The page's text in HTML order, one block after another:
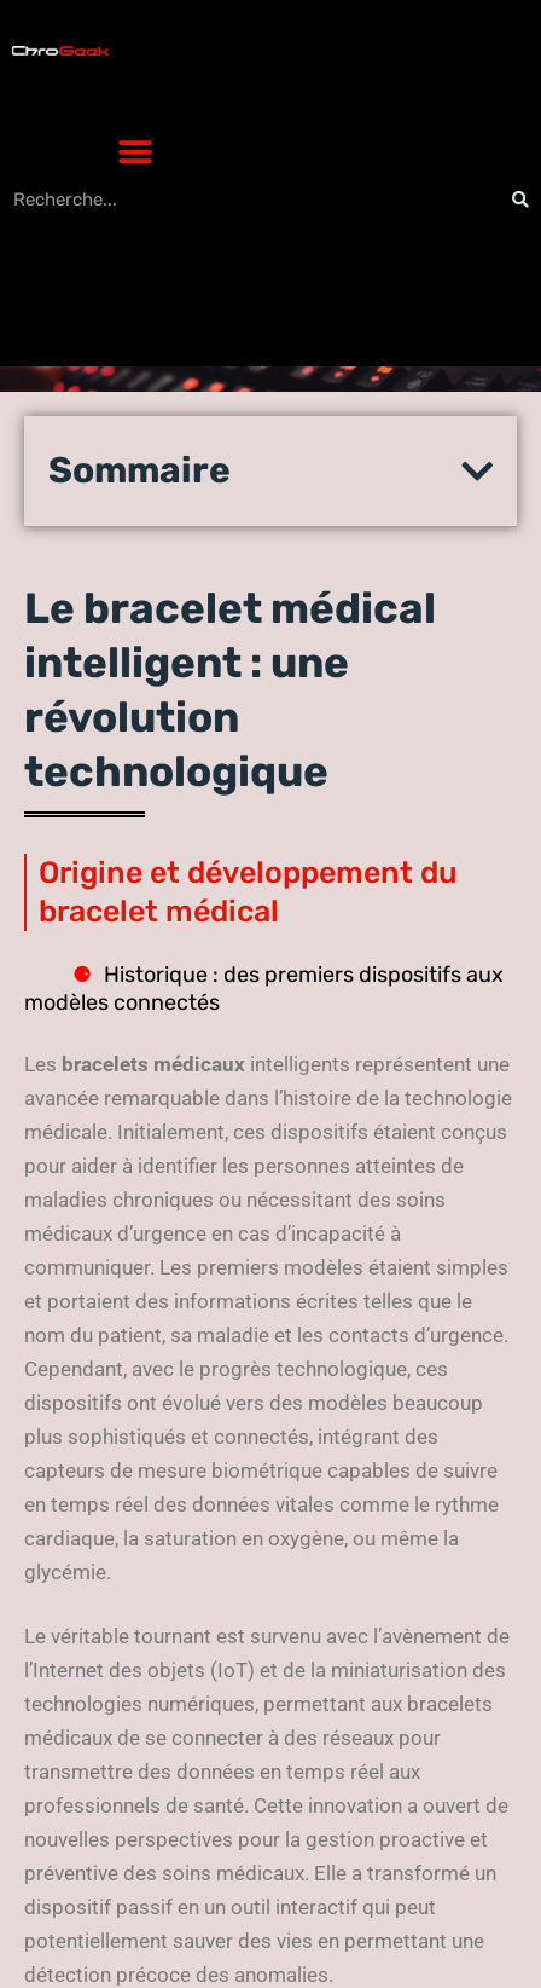
intelligent : l’innovation
des vies
Sommaire
Le bracelet médical
intelligent : une
révolution
technologique
Origine et développement du
bracelet médical
Historique : des premiers dispositifs aux
modèles connectés
Les bracelets médicaux intelligents représentent une
avancée remarquable dans l’histoire de la technologie
médicale. Initialement, ces dispositifs étaient conçus
pour aider à identifier les personnes atteintes de
maladies chroniques ou nécessitant des soins
médicaux d’urgence en cas d’incapacité à
communiquer. Les premiers modèles étaient simples
et portaient des informations écrites telles que le
nom du patient, sa maladie et les contacts d’urgence.
Cependant, avec le progrès technologique, ces
dispositifs ont évolué vers des modèles beaucoup
plus sophistiqués et connectés, intégrant des
capteurs de mesure biométrique capables de suivre
en temps réel des données vitales comme le rythme
cardiaque, la saturation en oxygène, ou même la
glycémie.
Le véritable tournant est survenu avec l’avènement de
l’Internet des objets (IoT) et de la miniaturisation des
technologies numériques, permettant aux bracelets
médicaux de se connecter à des réseaux pour
transmettre des données en temps réel aux
professionnels de santé. Cette innovation a ouvert de
nouvelles perspectives pour la gestion proactive et
préventive des soins médicaux. Elle a transformé un
dispositif passif en un outil interactif qui peut
potentiellement sauver des vies en permettant une
détection précoce des anomalies.